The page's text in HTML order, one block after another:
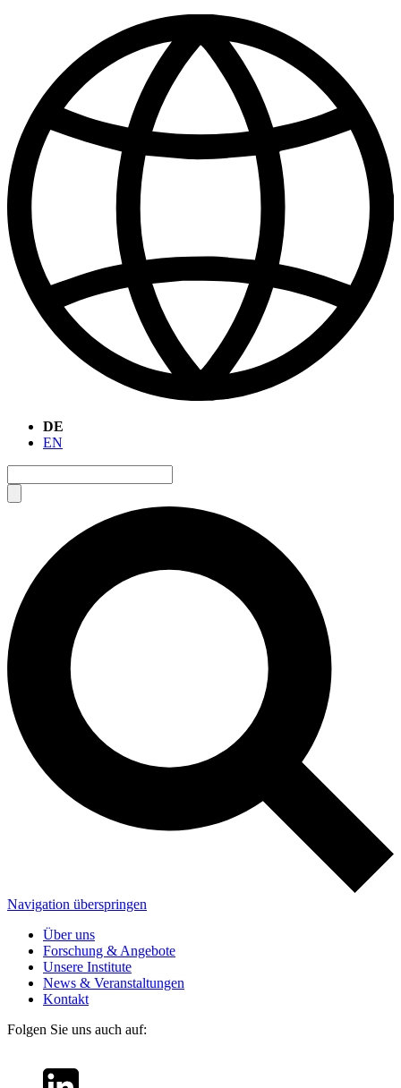
DE
EN
Navigation überspringen
Über uns
Forschung & Angebote
Unsere Institute
News & Veranstaltungen
Kontakt
Folgen Sie uns auch auf: